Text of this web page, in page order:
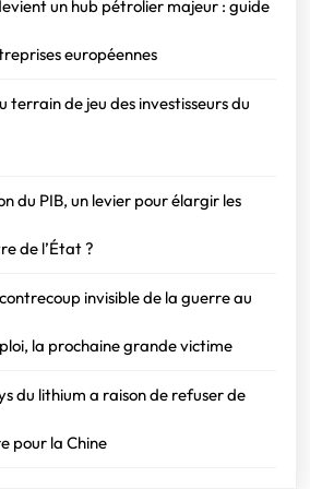
un hub pétrolier majeur : guide
européennes
terrain de jeu des investisseurs du
du PIB, un levier pour élargir les
de l’État ?
invisible de la guerre au
la prochaine grande victime
du lithium a raison de refuser de
pour la Chine